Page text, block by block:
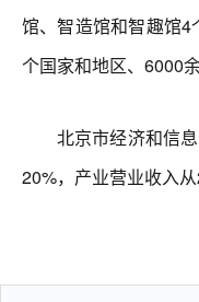
馆、智造馆和智趣馆
个国家和地区、6000
北京市经济和信息
20%，产业营业收入